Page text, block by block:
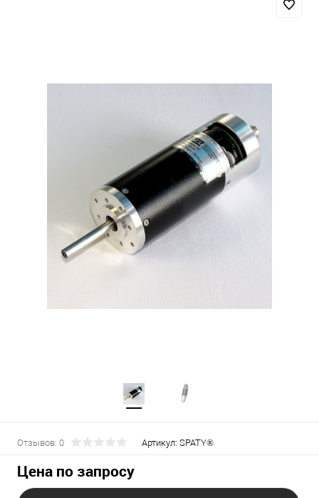
Отзывов: 0 Артикул: SPATY®
Цена по запросу